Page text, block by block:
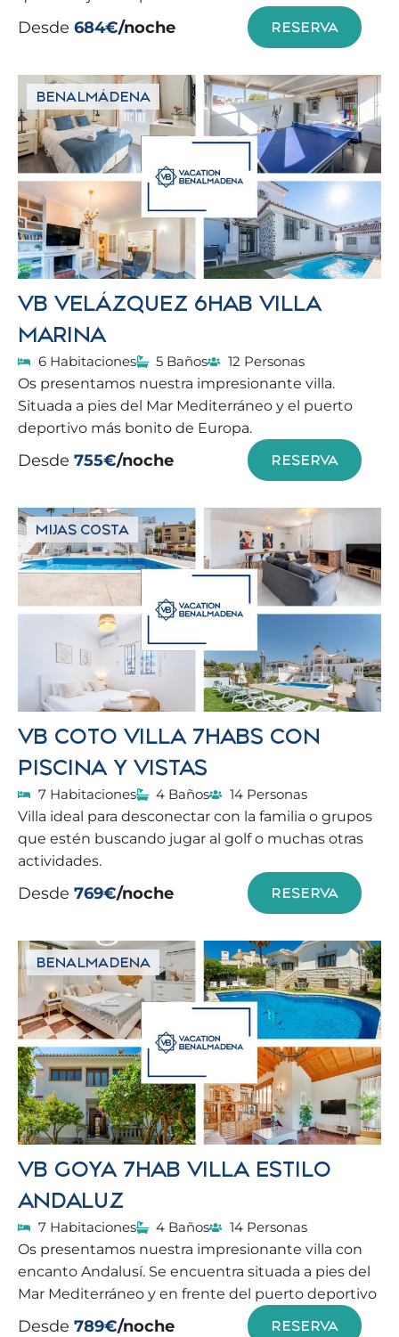
Desde 684€/noche RESERVA
BENALMÁDENA
VB VELÁZQUEZ 6HAB VILLA
MARINA
6 Habitaciones 5 Baños
12 Personas
Os presentamos nuestra impresionante villa.
Situada a pies del Mar Mediterráneo y el puerto
deportivo más bonito de Europa.
Desde 755€/noche RESERVA
MIJAS COSTA
VB COTO VILLA 7HABS CON
PISCINA Y VISTAS
7 Habitaciones 4 Baños
14 Personas
Villa ideal para desconectar con la familia o grupos
que estén buscando jugar al golf o muchas otras
actividades.
Desde 769€/noche RESERVA
BENALMADENA
VB GOYA 7HAB VILLA ESTILO
ANDALUZ
7 Habitaciones 4 Baños
14 Personas
Os presentamos nuestra impresionante villa con
encanto Andalusí. Se encuentra situada a pies del
Mar Mediterráneo y en frente del puerto deportivo
Desde 789€/noche RESERVA